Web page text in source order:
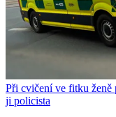
Při cvičení ve fitku ženě
ji policista